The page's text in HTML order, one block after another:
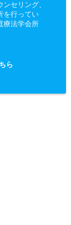
セリング、
を行ってい
療法学会所
ら